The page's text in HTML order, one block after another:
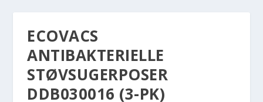
ECOVACS
ANTIBAKTERIELLE
STØVSUGERPOSER
DDB030016 (3-PK)